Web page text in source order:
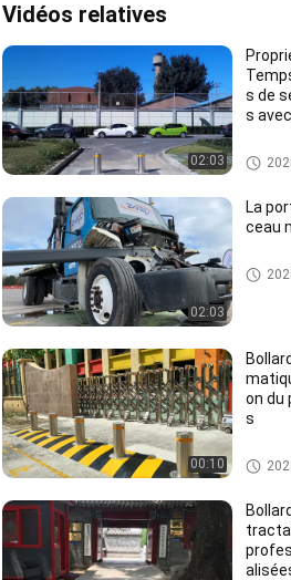
Vidéos relatives
02:03
s de
s
Bornes
02:03
La
ceau
Porte
00:10
on du
s
Bornes